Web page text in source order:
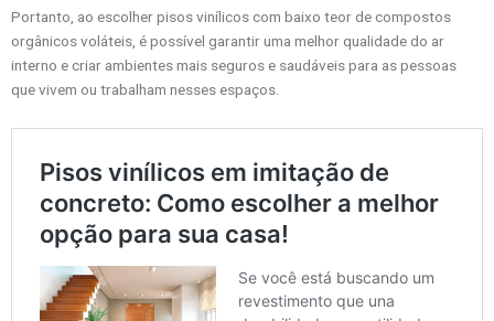
Portanto, ao escolher pisos vinílicos com baixo teor de compostos
orgânicos voláteis, é possível garantir uma melhor qualidade do ar
interno e criar ambientes mais seguros e saudáveis para as pessoas
que vivem ou trabalham nesses espaços.